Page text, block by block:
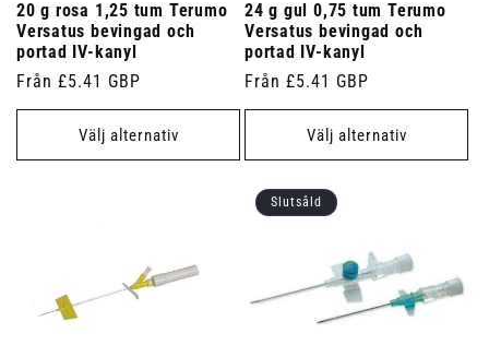
20 g rosa 1,25 tum Terumo
Versatus bevingad och
portad IV-kanyl
Ordinarie
pris
Från £5.41 GBP
Välj alternativ
24 g gul 0,75 tum Terumo
Versatus bevingad och
portad IV-kanyl
Ordinarie
pris
Från £5.41 GBP
Välj alternativ
Slutsåld